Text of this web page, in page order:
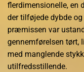
flerdimensionelle, en
der tilføjede dybde
præmissen var
gennemførelsen tørt,
med manglende
utilfredsstillende.